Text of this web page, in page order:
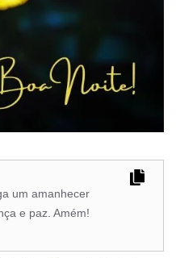
um amanhecer
e paz. Amém!